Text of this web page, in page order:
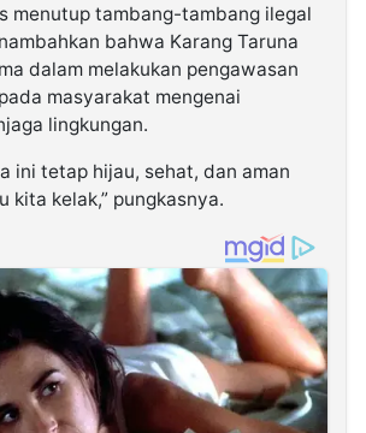
menutup tambang-tambang ilegal
bahwa Karang Taruna
dalam melakukan pengawasan
masyarakat mengenai
lingkungan.
ini tetap hijau, sehat, dan aman
kita kelak,” pungkasnya.